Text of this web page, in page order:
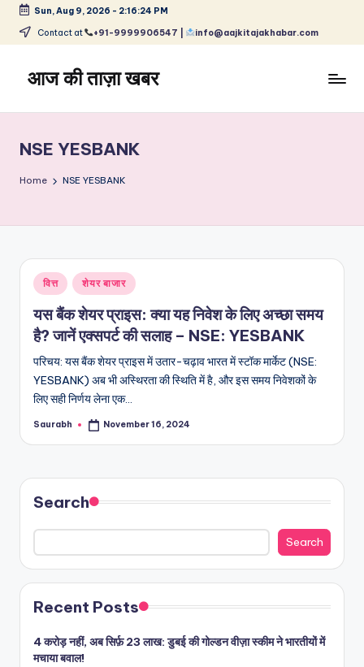
Skip
content
Sun, Aug 9, 2026 - 2:16:24 PM
Contact at +91-9999906547 | info@aajkitajakhabar.com
आज की ताज़ा खबर
ताज़ा
समाचार
–
और
विश्व
NSE YESBANK
Home NSE YESBANK
Posted
in
वित्त शेयर बाजार
यस बैंक शेयर प्राइस: क्या यह निवेश के लिए अच्छा समय
है? जानें एक्सपर्ट की सलाह – NSE: YESBANK
परिचय: यस बैंक शेयर प्राइस में उतार-चढ़ाव भारत में स्टॉक मार्केट (NSE:
YESBANK) अब भी अस्थिरता की स्थिति में है, और इस समय निवेशकों के
लिए सही निर्णय लेना एक…
Posted
Saurabh November 16, 2024
Search
Search
Recent Posts
4 करोड़ नहीं, अब सिर्फ़ 23 लाख: डुबई की गोल्डन वीज़ा स्कीम ने भारतीयों में
मचाया बवाल!